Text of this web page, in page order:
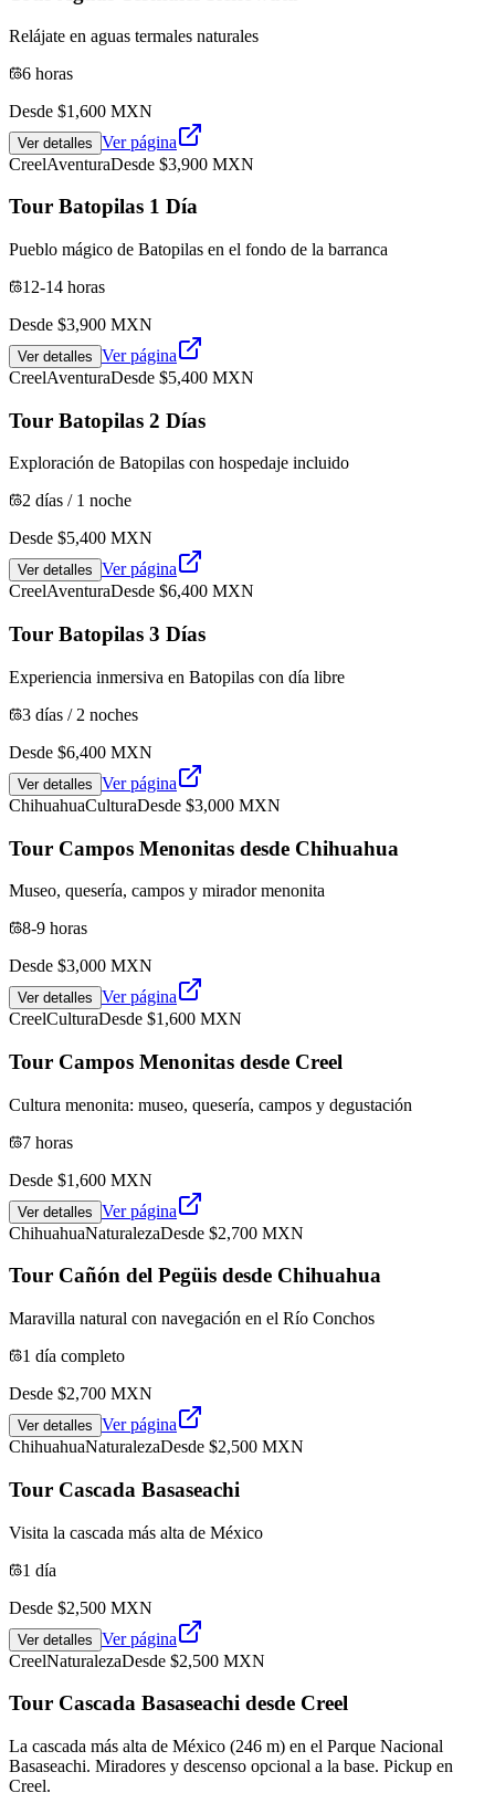
Relájate en aguas termales naturales
6 horas
Desde $1,600 MXN
Ver detalles Ver página
CreelAventuraDesde $3,900 MXN
Tour Batopilas 1 Día
Pueblo mágico de Batopilas en el fondo de la barranca
12-14 horas
Desde $3,900 MXN
Ver detalles Ver página
CreelAventuraDesde $5,400 MXN
Tour Batopilas 2 Días
Exploración de Batopilas con hospedaje incluido
2 días / 1 noche
Desde $5,400 MXN
Ver detalles Ver página
CreelAventuraDesde $6,400 MXN
Tour Batopilas 3 Días
Experiencia inmersiva en Batopilas con día libre
3 días / 2 noches
Desde $6,400 MXN
Ver detalles Ver página
ChihuahuaCulturaDesde $3,000 MXN
Tour Campos Menonitas desde Chihuahua
Museo, quesería, campos y mirador menonita
8-9 horas
Desde $3,000 MXN
Ver detalles Ver página
CreelCulturaDesde $1,600 MXN
Tour Campos Menonitas desde Creel
Cultura menonita: museo, quesería, campos y degustación
7 horas
Desde $1,600 MXN
Ver detalles Ver página
ChihuahuaNaturalezaDesde $2,700 MXN
Tour Cañón del Pegüis desde Chihuahua
Maravilla natural con navegación en el Río Conchos
1 día completo
Desde $2,700 MXN
Ver detalles Ver página
ChihuahuaNaturalezaDesde $2,500 MXN
Tour Cascada Basaseachi
Visita la cascada más alta de México
1 día
Desde $2,500 MXN
Ver detalles Ver página
CreelNaturalezaDesde $2,500 MXN
Tour Cascada Basaseachi desde Creel
La cascada más alta de México (246 m) en el Parque Nacional
Basaseachi. Miradores y descenso opcional a la base. Pickup en
Creel.